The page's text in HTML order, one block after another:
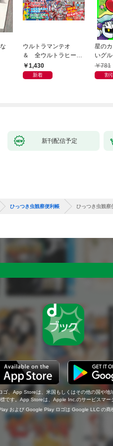
ウルトラマンテオ
＆ 全ウルトラヒーロ
ー大集合 あそべるず
かん
1,430
新着
星の
いグ
781
割引
新刊配信予定
ひっつき虫観察便利帳 ひっつき虫観察
ゴ、App Storeは、米国もしくはその他の国や地
です。App Storeは、Apple Inc.のサービスマー
および Google Play ロゴは Google LLC の商